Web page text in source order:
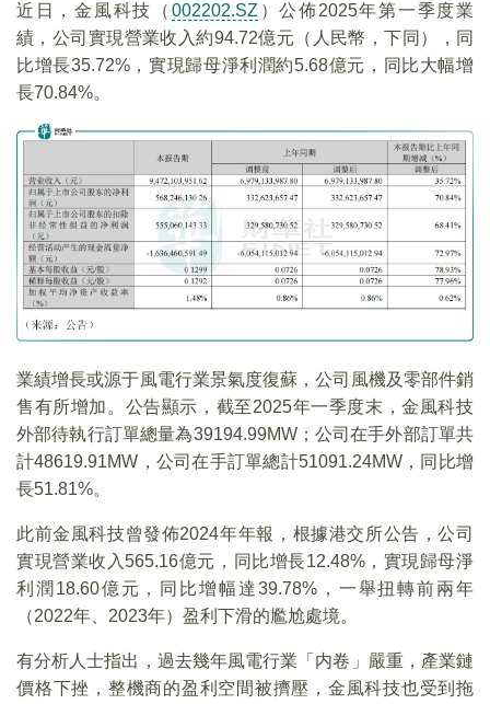
近日，金風科技（ 002202.SZ ）公佈2025年第一季度業
績，公司實現營業收入約94.72億元（人民幣，下同），同
比增長35.72%，實現歸母淨利潤約5.68億元，同比大幅增
長70.84%。
業績增長或源于風電行業景氣度復蘇，公司風機及零部件銷
售有所增加。公告顯示，截至2025年一季度末，金風科技
外部待執行訂單總量為39194.99MW；公司在手外部訂單共
計48619.91MW，公司在手訂單總計51091.24MW，同比增
長51.81%。
此前金風科技曾發佈2024年年報，根據港交所公告，公司
實現營業收入565.16億元，同比增長12.48%，實現歸母淨
利潤18.60億元，同比增幅達39.78%，一舉扭轉前兩年
（2022年、2023年）盈利下滑的尷尬處境。
有分析人士指出，過去幾年風電行業「内卷」嚴重，產業鏈
價格下挫，整機商的盈利空間被擠壓，金風科技也受到拖